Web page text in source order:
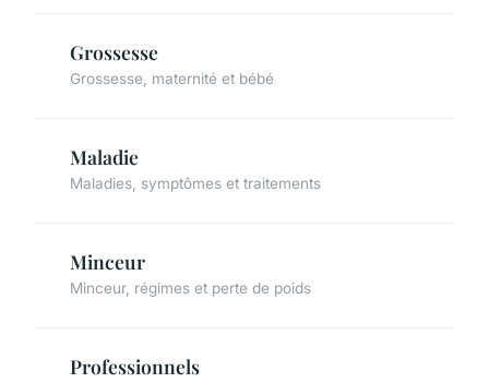
Grossesse
Grossesse, maternité et bébé
Maladie
Maladies, symptômes et traitements
Minceur
Minceur, régimes et perte de poids
Professionnels